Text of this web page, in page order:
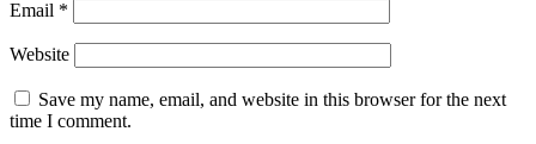
Email *
Website
Save my name, email, and website in this browser for the next
time I comment.